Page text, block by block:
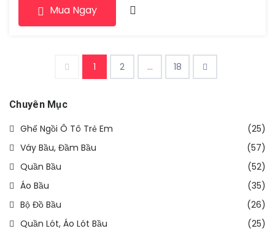
Mua Ngay
1 2 ... 18
Chuyên Mục
Ghế Ngồi Ô Tô Trẻ Em
(25)
Váy Bầu, Đầm Bầu
(57)
Quần Bầu
(52)
Áo Bầu
(35)
Bộ Đồ Bầu
(26)
Quần Lót, Áo Lót Bầu
(25)